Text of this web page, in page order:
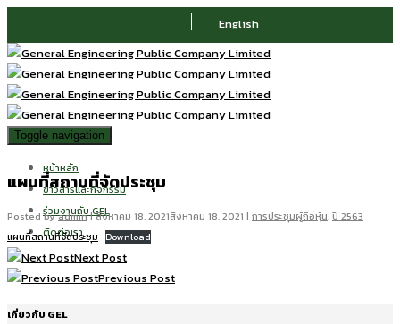
English
Toggle navigation
หน้าหลัก
ข่าวสารและกิจกรรม
ร่วมงานกับ GEL
ติดต่อเรา
แผนที่สถานที่จัดประชุม
Posted byadmin|สิงหาคม 18, 2021สิงหาคม 18, 2021 | การประชุมผู้ถือหุ้น,ปี 2563
แผนที่สถานที่จัดประชุม Download
Next Post
Previous Post
เกี่ยวกับ GEL